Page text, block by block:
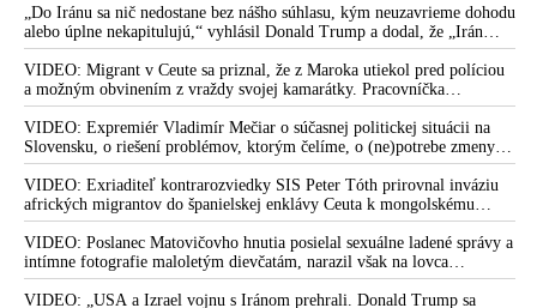
„Do Iránu sa nič nedostane bez nášho súhlasu, kým neuzavrieme dohodu
alebo úplne nekapitulujú,“ vyhlásil Donald Trump a dodal, že „Irán
nikdy nebude mať jadrovú zbraň!“
VIDEO: Migrant v Ceute sa priznal, že z Maroka utiekol pred políciou
a možným obvinením z vraždy svojej kamarátky. Pracovníčka
migračného centra v Ceute medzitým potvrdila, že väčšina utečencov v
meste pochádza zo subsaharskej Afriky, ale taktiež z Bangladéša a
Jemenu
VIDEO: Expremiér Vladimír Mečiar o súčasnej politickej situácii na
Slovensku, o riešení problémov, ktorým čelíme, o (ne)potrebe zmeny
volebného systému, ale aj o meniacom sa svetovom poriadku a
postavení našej vlasti v ňom
VIDEO: Exriaditeľ kontrarozviedky SIS Peter Tóth prirovnal inváziu
afrických migrantov do španielskej enklávy Ceuta k mongolskému
vpádu do strednej Európy, ku ktorému došlo v 13. storočí
VIDEO: Poslanec Matovičovho hnutia posielal sexuálne ladené správy a
intímne fotografie maloletým dievčatám, narazil však na lovca
pedofilov
VIDEO: „USA a Izrael vojnu s Iránom prehrali. Donald Trump sa